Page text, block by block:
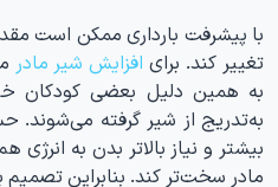
با پیشرفت بارداری ممکن است
تغییر کند. برای افزایش شیر مادر
به همین دلیل بعضی کودکان
به‌تدریج از شیر گرفته
بیشتر و نیاز بالاتر بدن به انرژی
مادر سخت‌تر کند. بنابراین